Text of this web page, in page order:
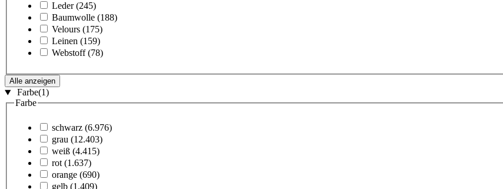
Leder (245)
Baumwolle (188)
Velours (175)
Leinen (159)
Webstoff (78)
Alle anzeigen
Farbe(1)
Farbe
schwarz (6.976)
grau (12.403)
weiß (4.415)
rot (1.637)
orange (690)
gelb (1.409)